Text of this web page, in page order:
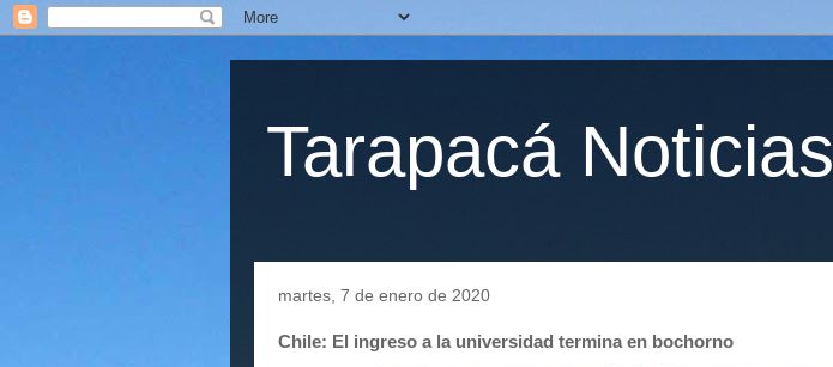
Tarapacá Noticias
martes, 7 de enero de 2020
Chile: El ingreso a la universidad termina en bochorno